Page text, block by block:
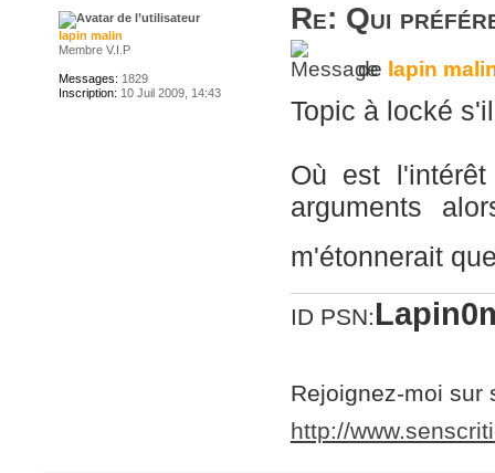
Re: Qui
de lapin
Topic à locké
Où est
arguments
m'étonnerait
ID PSN:
Rejoignez-moi sur
http://
lapin malin
Membre V.I.P
Messages: 1829
Inscription: 10 Juil 2009, 14:43